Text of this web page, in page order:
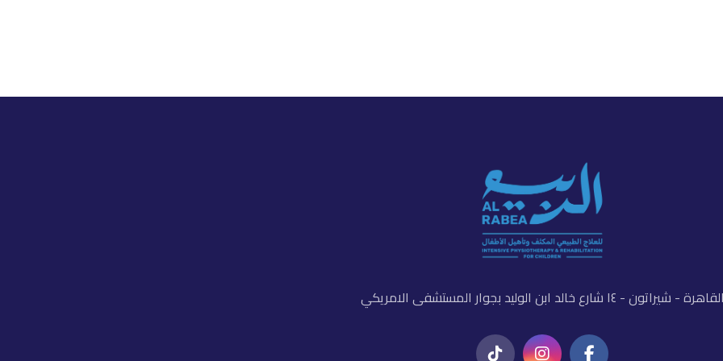
- شيراتون - ١٤ شارع خالد ابن الوليد بجوار المستشفى الامريكي